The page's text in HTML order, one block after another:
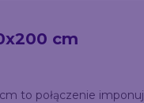
cm
to połączenie